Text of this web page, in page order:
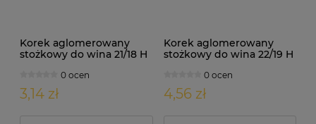
Korek aglomerowany
stożkowy do wina 21/18 H
0 ocen
3,14 zł
Korek aglomerowany
stożkowy do wina 22/19 H
0 ocen
4,56 zł